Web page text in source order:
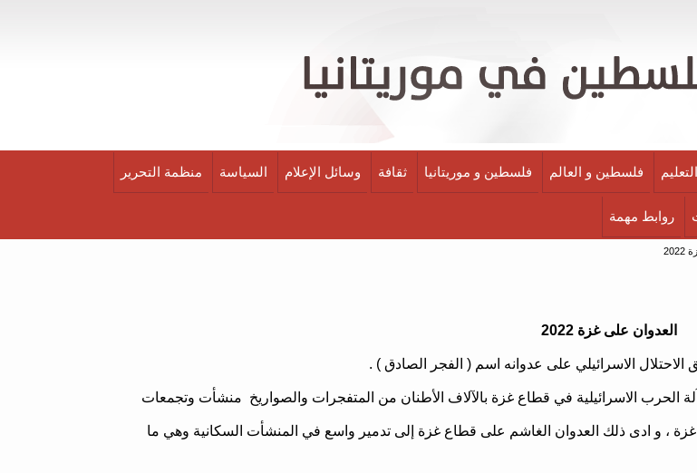
التعليم فلسطين و العالم فلسطين و موريتانيا ثقافة وسائل الإعلام السياسة منظمة التحرير
روابط مهمة
العدوان على غزة 2022
الاسرائيلية في قطاع غزة بالآلاف الأطنان من المتفجرات والصواريخ منشأت وتجمعات
، و ادى ذلك العدوان الغاشم على قطاع غزة إلى تدمير واسع في المنشأت السكانية وهي ما